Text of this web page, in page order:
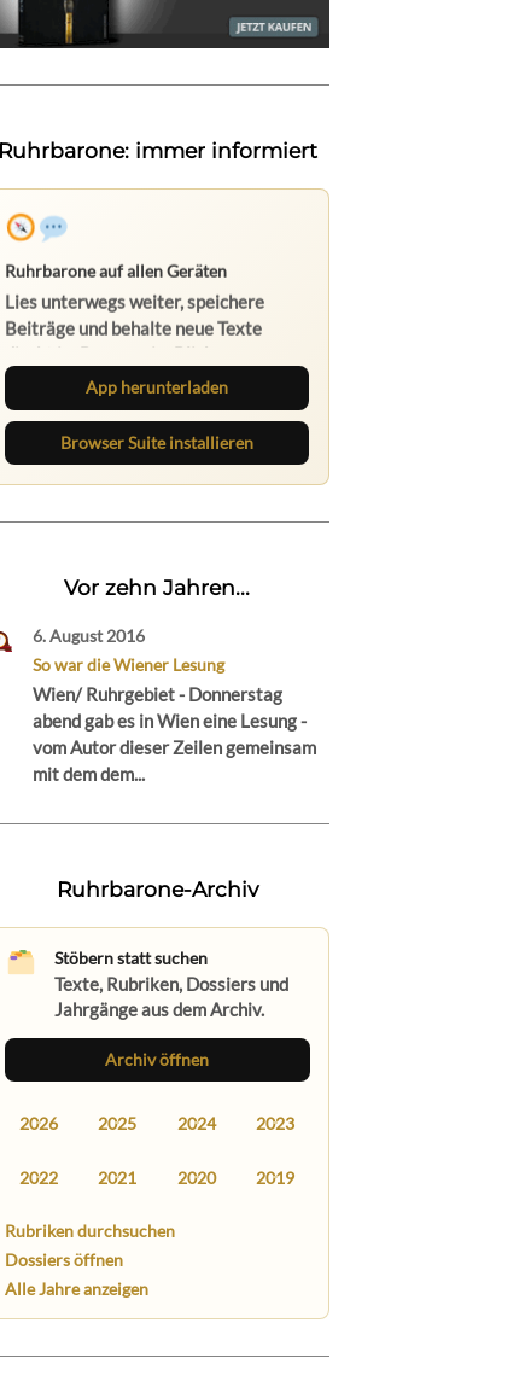
Ruhrbarone: immer informiert
App herunterladen
Browser Suite installieren
Vor zehn Jahren...
6. August 2016
So war die Wiener Lesung
Wien/ Ruhrgebiet - Donnerstag
abend gab es in Wien eine Lesung -
vom Autor dieser Zeilen gemeinsam
mit dem dem...
Ruhrbarone-Archiv
Stöbern statt suchen
Texte, Rubriken, Dossiers und
Jahrgänge aus dem Archiv.
Archiv öffnen
2026 2025 2024 2023
2022 2021 2020 2019
Rubriken durchsuchen
Dossiers öffnen
Alle Jahre anzeigen